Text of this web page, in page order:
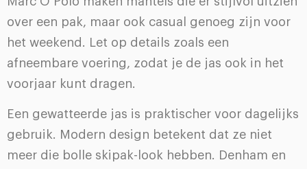
over een pak, maar ook casual genoeg zijn voor
het weekend. Let op details zoals een
afneembare voering, zodat je de jas ook in het
voorjaar kunt dragen.
Een gewatteerde jas is praktischer voor dagelijks
gebruik. Modern design betekent dat ze niet
meer die bolle skipak-look hebben. Denham en